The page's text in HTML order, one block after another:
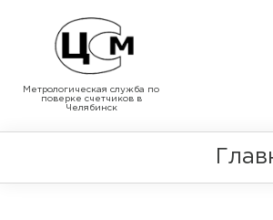
Метрологическая служба по
поверке счетчиков в
Челябинск